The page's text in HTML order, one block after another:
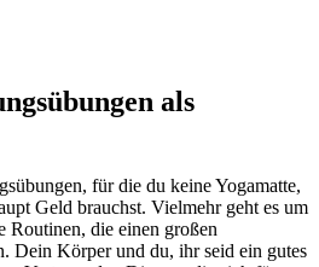
als
für die du keine Yogamatte,
Geld brauchst. Vielmehr geht es um
Routinen, die einen großen
Dein Körper und du, ihr seid ein gutes